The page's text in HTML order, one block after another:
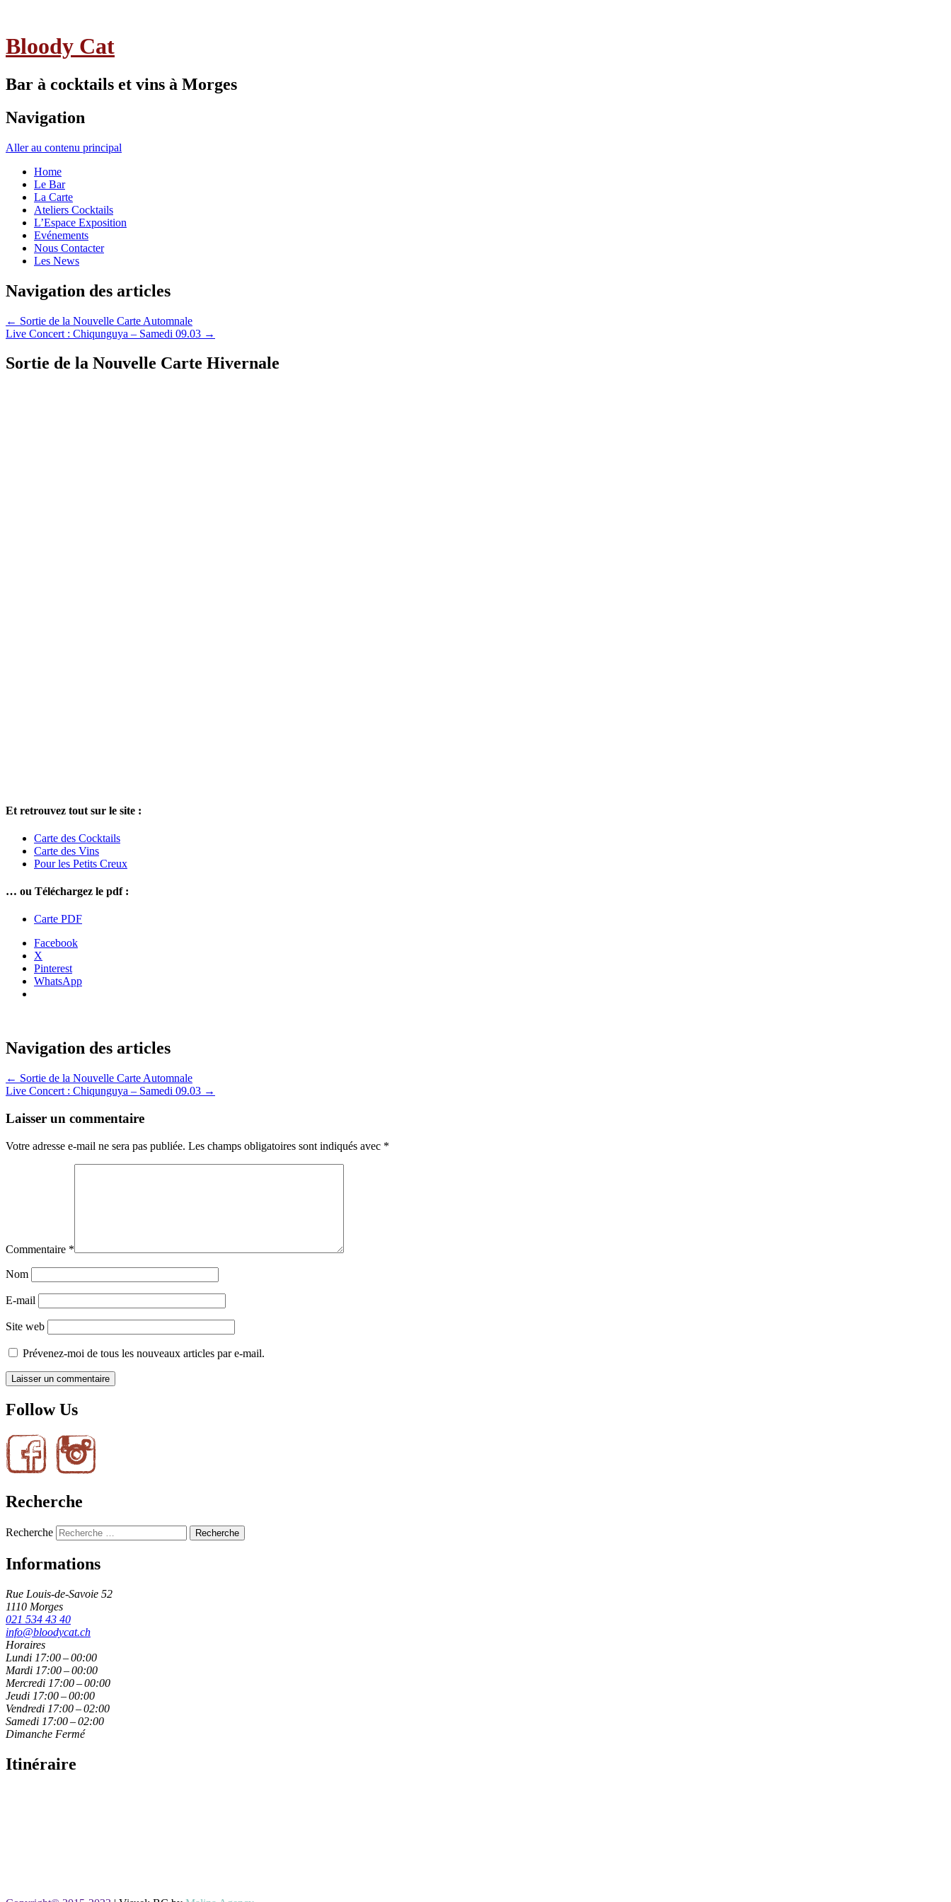
Bloody Cat
Bar à cocktails et vins à Morges
Navigation
Aller au contenu principal
Home
Le Bar
La Carte
Ateliers Cocktails
L’Espace Exposition
Evénements
Nous Contacter
Les News
Navigation des articles
← Sortie de la Nouvelle Carte Automnale
Live Concert : Chiqunguya – Samedi 09.03 →
Sortie de la Nouvelle Carte Hivernale
Et retrouvez tout sur le site :
Carte des Cocktails
Carte des Vins
Pour les Petits Creux
… ou Téléchargez le pdf :
Carte PDF
Facebook
X
Pinterest
WhatsApp
Navigation des articles
← Sortie de la Nouvelle Carte Automnale
Live Concert : Chiqunguya – Samedi 09.03 →
Laisser un commentaire
Votre adresse e-mail ne sera pas publiée. Les champs obligatoires sont indiqués avec *
Commentaire *
Nom
E-mail
Site web
Prévenez-moi de tous les nouveaux articles par e-mail.
Follow Us
Recherche
Recherche
Informations
Rue Louis-de-Savoie 52
1110 Morges
021 534 43 40
info@bloodycat.ch
Horaires
Lundi 17:00 – 00:00
Mardi 17:00 – 00:00
Mercredi 17:00 – 00:00
Jeudi 17:00 – 00:00
Vendredi 17:00 – 02:00
Samedi 17:00 – 02:00
Dimanche Fermé
Itinéraire